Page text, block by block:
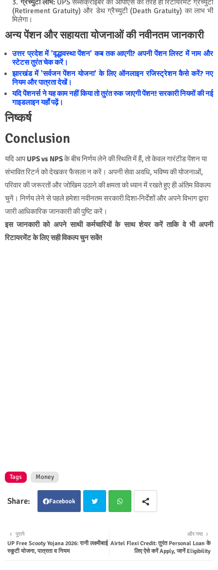
ग्रैच्युटी लाभ: UPS सब्सक्राइबर को ओपीएस की तरह ही रिटायरमेंट ग्रैच्युटी
(Retirement Gratuity) और डेथ ग्रैच्युटी (Death Gratuity) का लाभ भी
मिलेगा।
अन्य पेंशन और सहायता योजनाओं की नवीनतम जानकारी
उत्तर प्रदेश में 'वृद्धावस्था पेंशन' कब तक आएगी? अपनी पेंशन लिस्ट में नाम और
स्टेटस तुरंत चेक करें।
झारखंड में 'सर्वजन पेंशन योजना' के लिए ऑनलाइन रजिस्ट्रेशन कैसे करें? नए
नियम और पात्रता देखें।
यदि पेंशनर्स ने यह काम नहीं किया तो तुरंत रुक जाएगी पेंशन! सरकारी नियमों की नई
गाइडलाइन यहाँ पढ़ें।
निष्कर्ष
Conclusion
यदि आपUPS vs NPSके बीच निर्णय लेने की स्थिति में हैं, तो केवल गारंटीड पेंशन या
संभावित रिटर्न को देखकर फैसला न करें। अपनी सेवा अवधि, भविष्य की योजनाओं,
परिवार की जरूरतों और जोखिम उठाने की क्षमता को ध्यान में रखते हुए ही अंतिम विकल्प
चुनें। निर्णय लेने से पहले हमेशा नवीनतम सरकारी दिशा-निर्देशों और अपने विभाग द्वारा
जारी आधिकारिक जानकारी की पुष्टि करें।
इस जानकारी को अपने साथी कर्मचारियों के साथ शेयर करें ताकि वे भी अपनी
रिटायरमेंट के लिए सही विकल्प चुन सकें!
Tags Money
Facebook
ter tsap
और नया
Airtel Flexi Credit: तुरंत Personal Loan के
लिए ऐसे करें Apply, जानें Eligibility
पुराने
UP Free Scooty Yojana 2026: रानी लक्ष्मीबाई
स्कूटी योजना, पात्रता व नियम